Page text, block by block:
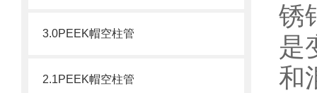
3.0PEEK帽空柱管
2.1PEEK帽空柱管
锈
是
和